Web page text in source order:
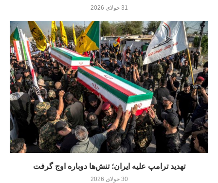
31 جولای 2026
تهدید ترامپ علیه ایران؛ تنش‌ها دوباره اوج گرفت
30 جولای 2026